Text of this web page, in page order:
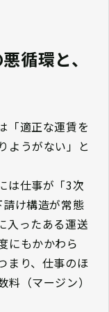
循環と、
「適正な運賃を
ようがない」と
は仕事が「3次
け構造が常態
入ったある運送
にもかかわら
まり、仕事のほ
（マージン）